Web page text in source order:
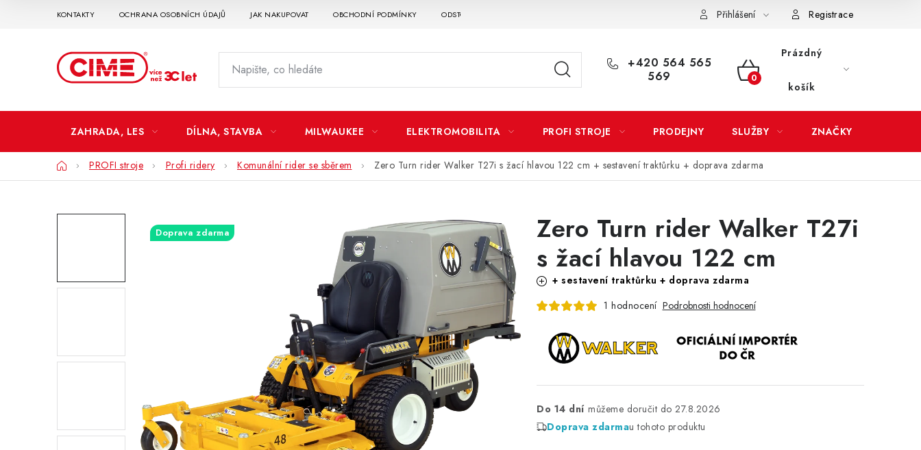
KONTAKTY OCHRANA OSOBNÍCH ÚDAJŮ JAK NAKUPOVAT OBCHODNÍ PODMÍNKY ODSTOUPENÍ OD SMLOUVY EXPEDICE ZBOŽÍ REKLAMACE ZAKOUPENÉHO ZBOŽÍ
Přihlášení Registrace
+420 564 565
569
NÁKUPNÍ
Prázdný
košík
ZAHRADA, LES DÍLNA, STAVBA MILWAUKEE ELEKTROMOBILITA PROFI STROJE PRODEJNY SLUŽBY ZNAČKY
DomůPROFI stroje Profi ridery Komunální rider se sběrem Zero Turn rider Walker T27i s žací hlavou 122 cm + sestavení traktůrku + doprava zdarma
Zero Turn rider Walker T27i
s žací hlavou 122 cm
+ sestavení traktůrku + doprava zdarma
1 hodnocení Podrobnosti hodnocení
Do 14 dní
27.8.2026
Doprava zdarmau tohoto produktu
Doprava zdarma